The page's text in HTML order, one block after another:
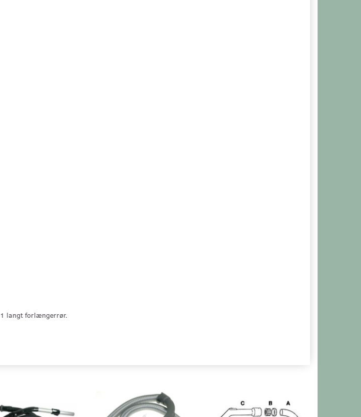
langt forlængerrør.